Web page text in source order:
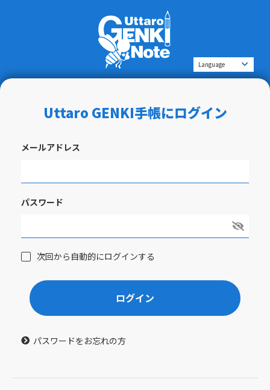
Uttaro GENKI手帳にログイン
メールアドレス
パスワード
次回から自動的にログインする
ログイン
パスワードをお忘れの方